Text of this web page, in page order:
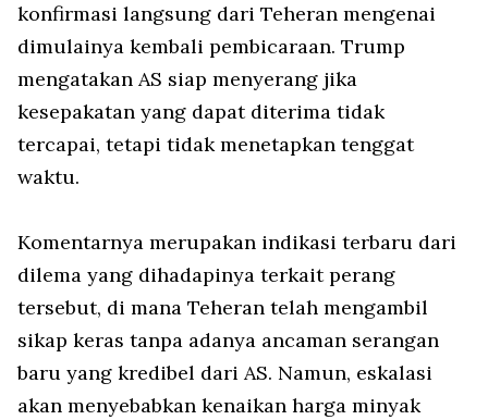
konfirmasi langsung dari Teheran mengenai
dimulainya kembali pembicaraan. Trump
mengatakan AS siap menyerang jika
kesepakatan yang dapat diterima tidak
tercapai, tetapi tidak menetapkan tenggat
waktu.
Komentarnya merupakan indikasi terbaru dari
dilema yang dihadapinya terkait perang
tersebut, di mana Teheran telah mengambil
sikap keras tanpa adanya ancaman serangan
baru yang kredibel dari AS. Namun, eskalasi
akan menyebabkan kenaikan harga minyak